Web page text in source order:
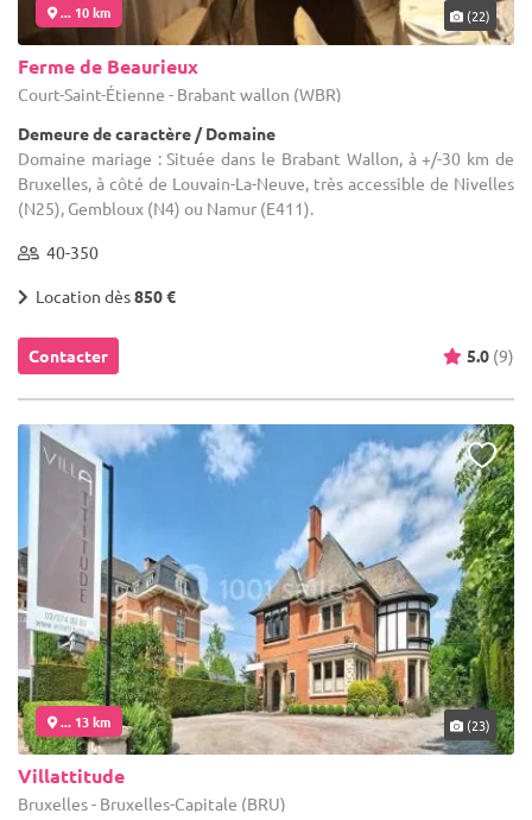
... 10 km (22)
Ferme de Beaurieux
Court-Saint-Étienne - Brabant wallon (WBR)
Demeure de caractère / Domaine
Domaine mariage : Située dans le Brabant Wallon, à +/-30 km de
Bruxelles, à côté de Louvain-La-Neuve, très accessible de Nivelles
(N25), Gembloux (N4) ou Namur (E411).
40-350
Location dès850 €
Contacter 5.0 (9)
... 13 km (23)
Villattitude
Bruxelles - Bruxelles-Capitale (BRU)